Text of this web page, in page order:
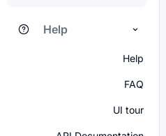
Help
Help
FAQ
UI tour